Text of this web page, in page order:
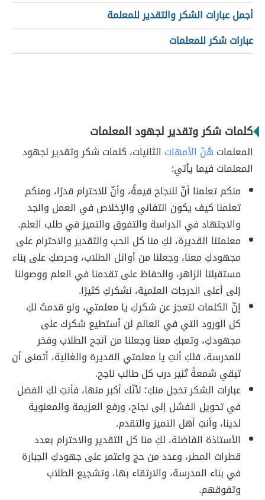
أجمل عبارات الشكر والتقدير للمعلمة
عبارات شكر للمعلمات
كلمات شكر وتقدير لجهود المعلمات
المعلمات هُنّ الأمهات الثانيات، كلمات شكر وتقدير لجهود
المعلمات فيما يأتي:
منكم تعلمنا أنّ للنجاح قيمةً، وأنّ للاحترام قدرًا، ومنكم
تعلمنا كيف يكون التفاني والإخلاص في العمل والجد
والاجتهاد في الدراسة والتفوق والتميز في طلب العلم.
معلمتنا القديرة، لكِ منا كل الحب والتقدير والاحترام على
مجهودكِ معنا، وجعلنا من أوائل الطلاب، وحرصكِ على بناء
مستقبلنا الزاهر، والحفاظ على تقدمنا في العلم ووصولنا
إلى أعلى الدرجات العلمية، نشكركِ كثيرًا.
إنّ الكلمات لتعجز عن شكركِ يا معلمتي، ولو قدمتُ لكِ
كل الورود التي في العالم لن أستطيع شكرك على
مجهودكِ، وتعبكِ معنا وجعلنا من أنجح الطلاب وفخر
للمدرسة، فلكِ أنتِ يا معلمتي القديرة والغالية، أتمنى أن
تبقي شمعةً تُنير درب كل طالب ناجح.
عبارات الشكر تخجل منكِ؛ لأنّك أكبر منها، فأنتِ لكِ الفضل
في تحويل الفشل إلى نجاح، ورفع العزيمة والمعنوية
لدينا، وأنتِ أهل التميز والتقدم.
الأستاذة الفاضلة، لكِ منا كل التقدير والاحترام بعدد
قطرات المطر، وعدد من حج واعتمر على جهودكِ الجبارة
في بناء المدرسة، والارتقاء بها، وتشجيع الطلاب
وتفوقهم.